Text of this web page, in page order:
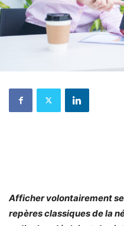
Afficher volontairement
repères classiques de la